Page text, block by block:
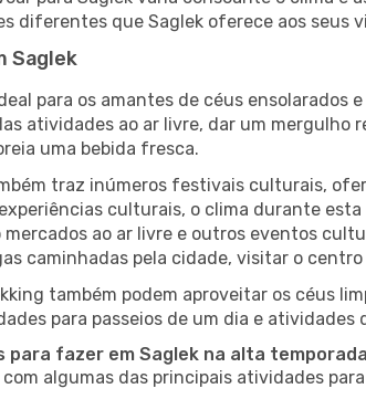
diferentes que Saglek oferece aos seus
Saglek
para os amantes de céus
atividades ao ar livre, dar um mergulho
uma bebida fresca.
traz inúmeros festivais culturais,
culturais, o clima durante
mercados ao ar livre e outros eventos
caminhadas pela cidade, visitar o
também podem aproveitar os céus
para passeios de um dia e atividades
para fazer em Saglek na alta
algumas das principais atividades